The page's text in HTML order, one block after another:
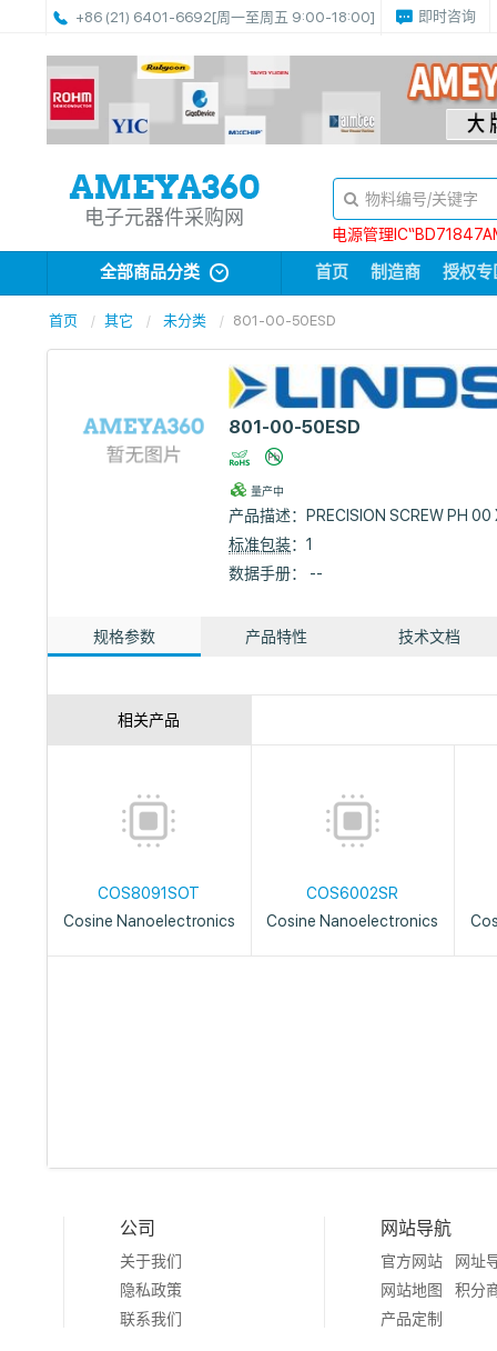
+86 (21) 6401-6692[周一至周五 9:00-18:00] 即时咨询
电子元器件采购网
电源管理
全部商品分类 首页 制造商 授权专
首页 其它 未分类 801-00-50ESD
801-00-50ESD
量产中
产品描述：
PRECISION SCREW PH
标准包装：1
数据手册： --
规格参数 产品特性 技术文档
相关产品
COS8091SOT
Cosine Nanoelectronics
COS6002SR
Cosine Nanoelectronics
公司
关于我们
隐私政策
联系我们
网站导航
官方网站
网址
网站地图
积分
产品定制